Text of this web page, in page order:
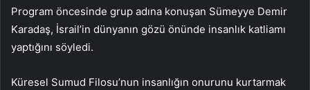
Program öncesinde grup adına konuşan Sümeyye Demir
Karadaş, İsrail’in dünyanın gözü önünde insanlık katliamı
yaptığını söyledi.
Küresel Sumud Filosu’nun insanlığın onurunu kurtarmak